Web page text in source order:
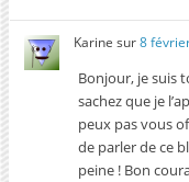
Karine sur8
Bonjour, je suis
sachez que je
peux pas vous
de parler de ce
peine ! Bon